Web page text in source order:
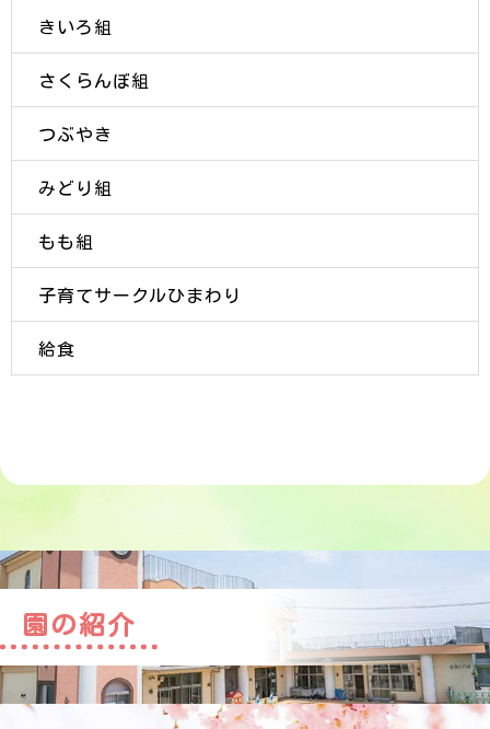
きいろ組
さくらんぼ組
つぶやき
みどり組
もも組
子育てサークルひまわり
給食
園の紹介